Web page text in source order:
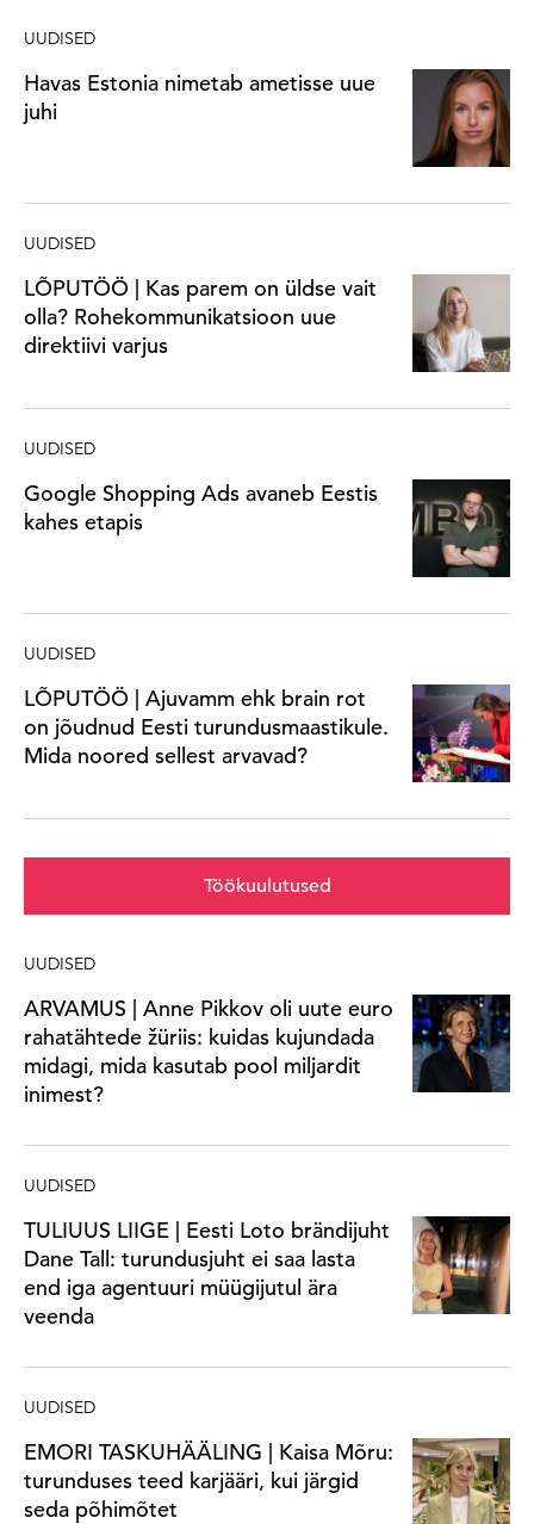
UUDISED
Havas Estonia nimetab ametisse uue
juhi
UUDISED
LÕPUTÖÖ | Kas parem on üldse vait
olla? Rohekommunikatsioon uue
direktiivi varjus
UUDISED
Google Shopping Ads avaneb Eestis
kahes etapis
UUDISED
LÕPUTÖÖ | Ajuvamm ehk brain rot
on jõudnud Eesti turundusmaastikule.
Mida noored sellest arvavad?
Töökuulutused
UUDISED
ARVAMUS | Anne Pikkov oli uute euro
rahatähtede žüriis: kuidas kujundada
midagi, mida kasutab pool miljardit
inimest?
UUDISED
TULIUUS LIIGE | Eesti Loto brändijuht
Dane Tall: turundusjuht ei saa lasta
end iga agentuuri müügijutul ära
veenda
UUDISED
EMORI TASKUHÄÄLING | Kaisa Mõru:
turunduses teed karjääri, kui järgid
seda põhimõtet